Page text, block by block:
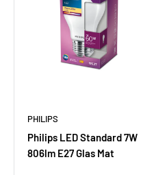
PHILIPS
Philips LED Standard 7W
806lm E27 Glas Mat